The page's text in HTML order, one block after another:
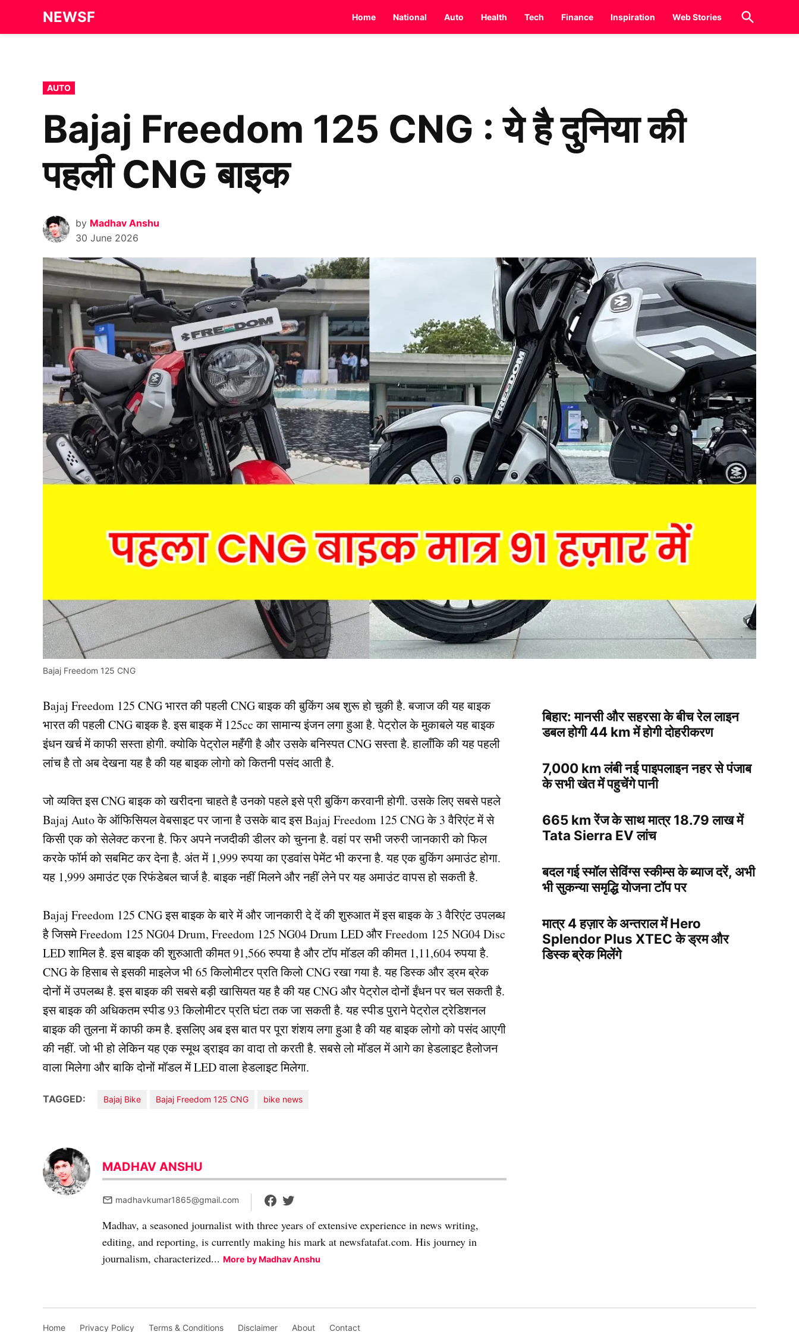
NEWSF Home National Auto Health Tech Finance Inspiration Web Stories
Open
Search
POSTED
IN
AUTO
Bajaj Freedom 125 CNG : ये है दुनिया की
पहली CNG बाइक
by Madhav Anshu
30 June 2026
Bajaj Freedom 125 CNG
Bajaj Freedom 125 CNG भारत की पहली CNG बाइक की बुकिंग अब शुरू हो चुकी है. बजाज की यह बाइक
भारत की पहली CNG बाइक है. इस बाइक में 125cc का सामान्य इंजन लगा हुआ है. पेट्रोल के मुकाबले यह बाइक
इंधन खर्च में काफी सस्ता होगी. क्योकि पेट्रोल महँगी है और उसके बनिस्पत CNG सस्ता है. हालाँकि की यह पहली
लांच है तो अब देखना यह है की यह बाइक लोगो को कितनी पसंद आती है.
जो व्यक्ति इस CNG बाइक को खरीदना चाहते है उनको पहले इसे प्री बुकिंग करवानी होगी. उसके लिए सबसे पहले
Bajaj Auto के ऑफिसियल वेबसाइट पर जाना है उसके बाद इस Bajaj Freedom 125 CNG के 3 वैरिएंट में से
किसी एक को सेलेक्ट करना है. फिर अपने नजदीकी डीलर को चुनना है. वहां पर सभी जरुरी जानकारी को फिल
करके फॉर्म को सबमिट कर देना है. अंत में 1,999 रुपया का एडवांस पेमेंट भी करना है. यह एक बुकिंग अमाउंट होगा.
यह 1,999 अमाउंट एक रिफंडेबल चार्ज है. बाइक नहीं मिलने और नहीं लेने पर यह अमाउंट वापस हो सकती है.
Bajaj Freedom 125 CNG इस बाइक के बारे में और जानकारी दे दें की शुरुआत में इस बाइक के 3 वैरिएंट उपलब्ध
है जिसमे Freedom 125 NG04 Drum, Freedom 125 NG04 Drum LED और Freedom 125 NG04 Disc
LED शामिल है. इस बाइक की शुरुआती कीमत 91,566 रुपया है और टॉप मॉडल की कीमत 1,11,604 रुपया है.
CNG के हिसाब से इसकी माइलेज भी 65 किलोमीटर प्रति किलो CNG रखा गया है. यह डिस्क और ड्रम ब्रेक
दोनों में उपलब्ध है. इस बाइक की सबसे बड़ी खासियत यह है की यह CNG और पेट्रोल दोनों ईंधन पर चल सकती है.
इस बाइक की अधिकतम स्पीड 93 किलोमीटर प्रति घंटा तक जा सकती है. यह स्पीड पुराने पेट्रोल ट्रेडिशनल
बाइक की तुलना में काफी कम है. इसलिए अब इस बात पर पूरा शंशय लगा हुआ है की यह बाइक लोगो को पसंद आएगी
की नहीं. जो भी हो लेकिन यह एक स्मूथ ड्राइव का वादा तो करती है. सबसे लो मॉडल में आगे का हेडलाइट हैलोजन
वाला मिलेगा और बाकि दोनों मॉडल में LED वाला हेडलाइट मिलेगा.
TAGGED: Bajaj Bike Bajaj Freedom 125 CNG bike news
MADHAV ANSHU
madhavkumar1865@gmail.com
Madhav, a seasoned journalist with three years of extensive experience in news writing,
editing, and reporting, is currently making his mark at newsfatafat.com. His journey in
journalism, characterized... More by Madhav Anshu
बिहार: मानसी और सहरसा के बीच रेल लाइन
डबल होगी 44 km में होगी दोहरीकरण
7,000 km लंबी नई पाइपलाइन नहर से पंजाब
के सभी खेत में पहुचेंगे पानी
665 km रेंज के साथ मात्र 18.79 लाख में
Tata Sierra EV लांच
बदल गई स्मॉल सेविंग्स स्कीम्स के ब्याज दरें, अभी
भी सुकन्या समृद्धि योजना टॉप पर
मात्र 4 हज़ार के अन्तराल में Hero
Splendor Plus XTEC के ड्रम और
डिस्क ब्रेक मिलेंगे
Home Privacy Policy Terms & Conditions Disclaimer About Contact